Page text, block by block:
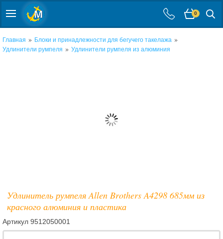
0
Главная » Блоки и принадлежности для бегучего такелажа »
Удлинители румпеля » Удлинители румпеля из алюминия
Удлинитель румпеля Allen Brothers A4298 685мм из
красного алюминия и пластика
Артикул 9512050001